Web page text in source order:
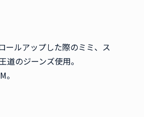
ールアップした際のミミ、ス
のジーンズ使用。